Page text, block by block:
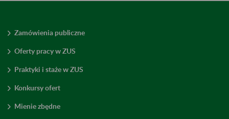
Zamówienia publiczne
Oferty pracy w ZUS
Praktyki i staże w ZUS
Konkursy ofert
Mienie zbędne